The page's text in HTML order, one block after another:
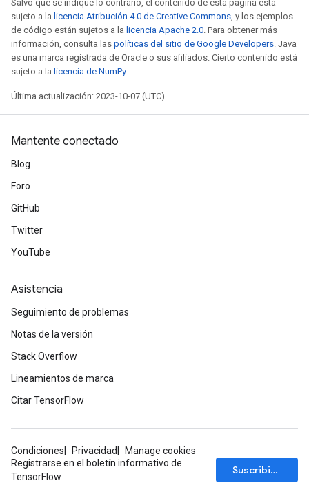
Salvo que se indique lo contrario, el contenido de esta página está
sujeto a la licencia Atribución 4.0 de Creative Commons, y los ejemplos
de código están sujetos a la licencia Apache 2.0. Para obtener más
información, consulta las políticas del sitio de Google Developers. Java
es una marca registrada de Oracle o sus afiliados. Cierto contenido está
sujeto a la licencia de NumPy.
Última actualización: 2023-10-07 (UTC)
Mantente conectado
Blog
Foro
GitHub
Twitter
YouTube
Asistencia
Seguimiento de problemas
Notas de la versión
Stack Overflow
Lineamientos de marca
Citar TensorFlow
Condiciones Privacidad
Manage cookies
Registrarse en el boletín informativo de
TensorFlow
Suscribirse